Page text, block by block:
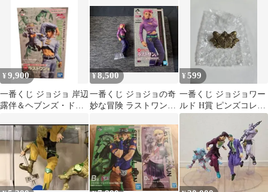
¥9,900
一番くじ ジョジョ 岸辺
露伴＆ヘブンズ・ドア
¥8,500
一番くじ ジョジョの奇
妙な冒険 ラストワン賞
¥599
一番くじ ジョジョワー
ルド H賞 ピンズコレク
ション 6部 ジョジョ